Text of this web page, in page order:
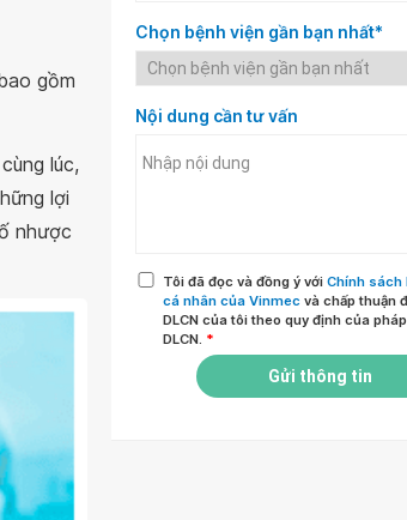
gồm
lúc,
lợi
nhược
Chọn bệnh viện gần bạn nhất*
Nội dung cần tư vấn
Tôi đã đọc và đồng ý với Chính sách
cá nhân của Vinmec và chấp thuận
DLCN của tôi theo quy định của
DLCN. *
Gửi thông tin